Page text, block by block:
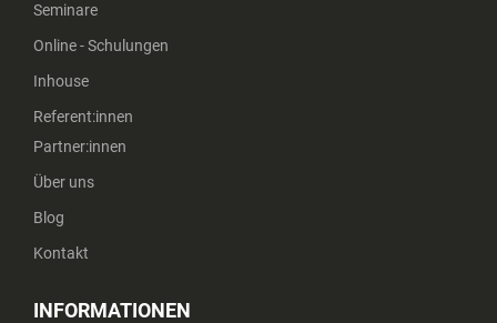
Seminare
Online - Schulungen
Inhouse
Referent:innen
Partner:innen
Über uns
Blog
Kontakt
INFORMATIONEN